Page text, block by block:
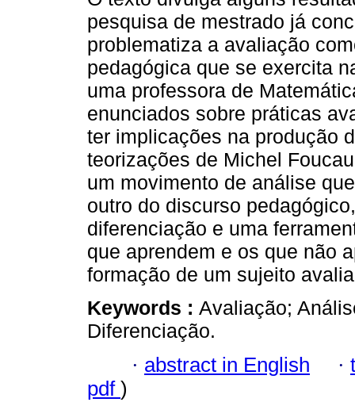
pesquisa de mestrado já
problematiza a avaliação
pedagógica que se exercita
uma professora de
enunciados sobre práticas
ter implicações na produção
teorizações de Michel
um movimento de análise
outro do discurso
diferenciação e uma
que aprendem e os que não
formação de um sujeito
Keywords : Avaliação;
Diferenciação.
· abstract in English ·
pdf )